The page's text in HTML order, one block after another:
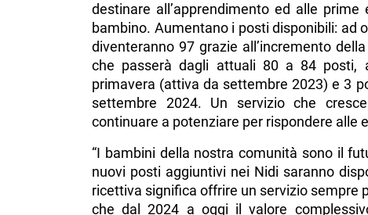
destinare all’apprendimento ed alle
bambino. Aumentano i posti disponibili: ad
diventeranno 97 grazie all’incremento
che passerà dagli attuali 80 a 84 posti,
primavera (attiva da settembre 2023) e 3
settembre 2024. Un servizio che
continuare a potenziare per rispondere alle
“I bambini della nostra comunità sono il
nuovi posti aggiuntivi nei Nidi saranno
ricettiva significa offrire un servizio sempre
che dal 2024 a oggi il valore